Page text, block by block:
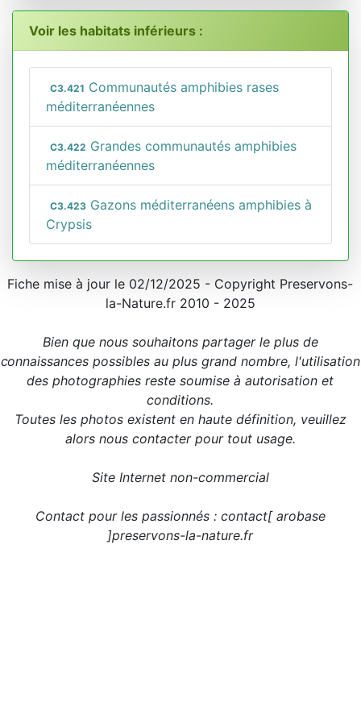
Voir les habitats inférieurs :
C3.421 Communautés amphibies rases
méditerranéennes
C3.422 Grandes communautés amphibies
méditerranéennes
C3.423 Gazons méditerranéens amphibies à
Crypsis
Fiche mise à jour le 02/12/2025 - Copyright Preservons-
la-Nature.fr 2010 - 2025
Bien que nous souhaitons partager le plus de
connaissances possibles au plus grand nombre, l'utilisation
des photographies reste soumise à autorisation et
conditions.
Toutes les photos existent en haute définition, veuillez
alors nous contacter pour tout usage.
Site Internet non-commercial
Contact pour les passionnés : contact[ arobase
]preservons-la-nature.fr